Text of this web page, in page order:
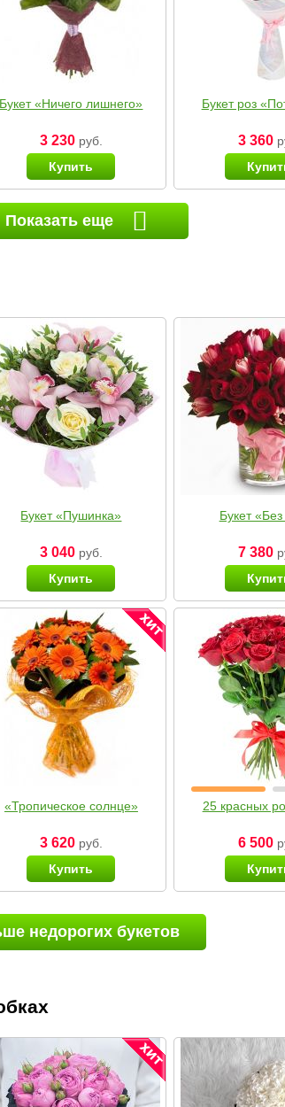
Букет «Ничего лишнего»
3 230руб.
Купить
Букет роз
3 360
Показать еще
Букет «Пушинка»
3 040руб.
Купить
Букет
7 380
«Тропическое солнце»
3 620руб.
Купить
25 красных
6 500
недорогих букетов